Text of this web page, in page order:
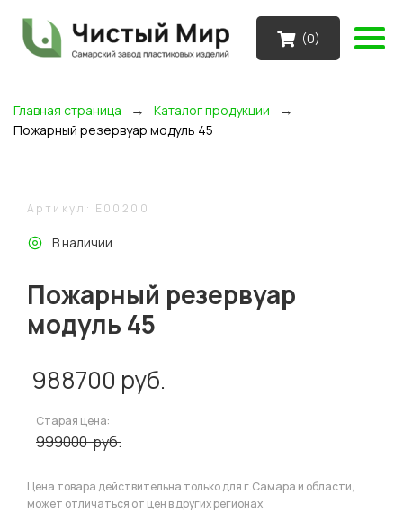
(0)
Главная страница → Каталог продукции →
Пожарный резервуар модуль 45
Артикул: E00200
В наличии
Пожарный резервуар
модуль 45
988700 руб.
Старая цена:
999000руб.
Цена товара действительна только для г.Самара и области,
может отличаться от цен в других регионах